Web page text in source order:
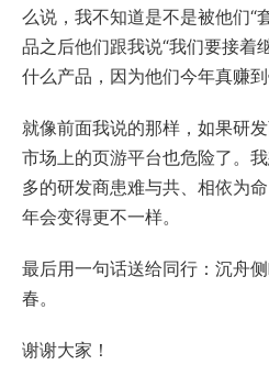
么说，我不知道是不是被他们“
品之后他们跟我说“我们要接着
什么产品，因为他们今年真赚到
就像前面我说的那样，如果研
市场上的页游平台也危险了。
多的研发商患难与共、相依为
年会变得更不一样。
最后用一句话送给同行：沉舟
春。
谢谢大家！